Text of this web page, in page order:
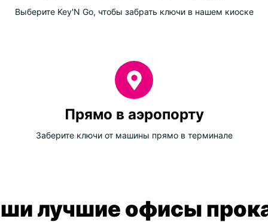
Выберите Key'N Go, чтобы забрать ключи в нашем киоске
Прямо в аэропорту
Заберите ключи от машины прямо в терминале
лучшие офисы